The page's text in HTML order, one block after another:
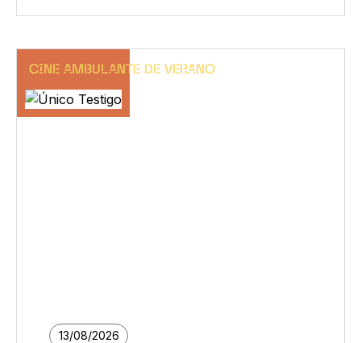
CINE AMBULANTE DE VERANO
13/08/2026